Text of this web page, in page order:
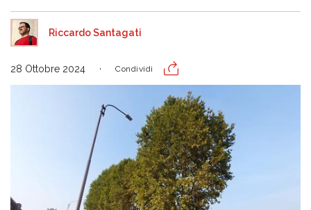
Riccardo Santagati
28 Ottobre 2024 Condividi